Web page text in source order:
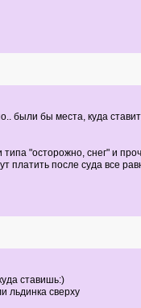
были бы места, куда
типа "осторожно, снег" и
платить после суда все
ставишь:)
льдинка сверху